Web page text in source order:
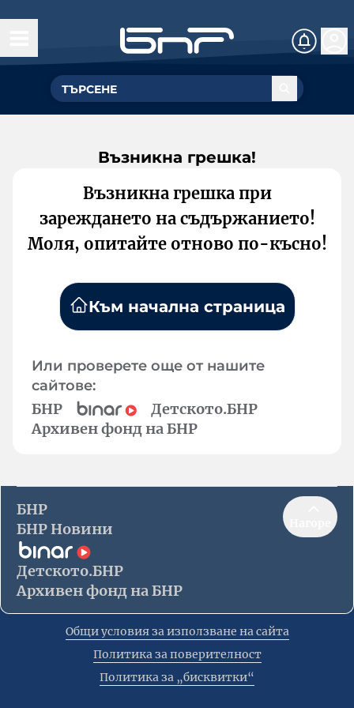
Възникна грешка!
Възникна грешка при
зареждането на съдържанието!
Моля, опитайте отново по-късно!
Към начална страница
Или проверете още от нашите
сайтове:
БНР
Детското.БНР
Архивен фонд на БНР
БНР
БНР Новини
Детското.БНР
Архивен фонд на БНР
Общи условия за използване на сайта
Политика за поверителност
Политика за „бисквитки“